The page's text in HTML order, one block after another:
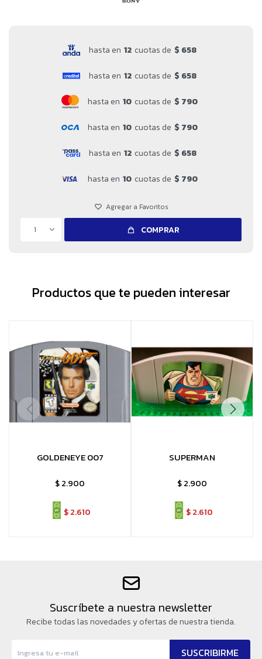
hasta en 12 cuotas de $ 658
hasta en 12 cuotas de $ 658
hasta en 10 cuotas de $ 790
hasta en 10 cuotas de $ 790
hasta en 12 cuotas de $ 658
hasta en 10 cuotas de $ 790
1 COMPRAR
Productos que te pueden interesar
GOLDENEYE 007
$2.900
$ 2.610
SUPERMAN
$2.900
$ 2.610
Suscríbete a nuestra newsletter
Recibe todas las novedades y ofertas de nuestra tienda.
SUSCRIBIRME